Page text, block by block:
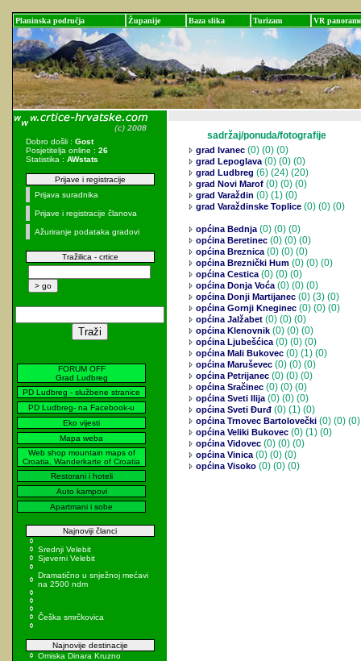
Planinska područja Županije Baza slika Turizam VR panorame
Dobro došli : Gost
Posjetitelja online : 26
Statistika : AWstats
Prijave i registracije
Prijava suradnika
Prijave i registracije članova
Ažuriranje podataka gradovi
Tražilica - crtice
FORUM OFF
Grad Ludbreg
PD Ludbreg - službene stranice
PD Ludbreg- na Facebook-u
Eko vijesti
Mapa weba
Web shop mountain maps of
Croatia, Wanderkarte of Croatia
Restorani i hoteli
Auto kampovi
Apartmani i sobe
Najnoviji članci
Srednji Velebit
Sjeverni Velebit
Dramatično u snježnoj mećavi
na 2500 ndm
Češka smrčkovica
Najnovije destinacije
Omiska Dinara Kruzno
sadržaj/ponuda/fotografije
grad Ivanec (0) (0) (0)
grad Lepoglava(0) (0) (0)
grad Ludbreg (6) (24) (20)
grad Novi Marof (0) (0) (0)
grad Varaždin (0) (1) (0)
grad Varaždinske Toplice (0) (0) (0)
općina Bednja(0) (0) (0)
općina Beretinec (0) (0) (0)
općina Breznica(0) (0) (0)
općina Breznički Hum (0) (0) (0)
općina Cestica(0) (0) (0)
općina Donja Voća(0) (0) (0)
općina Donji Martijanec (0) (3) (0)
općina Gornji Kneginec (0) (0) (0)
općina Jalžabet (0) (0) (0)
općina Klenovnik (0) (0) (0)
općina Ljubešćica(0) (0) (0)
općina Mali Bukovec (0) (1) (0)
općina Maruševec (0) (0) (0)
općina Petrijanec (0) (0) (0)
općina Sračinec (0) (0) (0)
općina Sveti Ilija(0) (0) (0)
općina Sveti Đurđ (0) (1) (0)
općina Trnovec Bartolovečki (0) (0) (0)
općina Veliki Bukovec (0) (1) (0)
općina Vidovec (0) (0) (0)
općina Vinica(0) (0) (0)
općina Visoko (0) (0) (0)